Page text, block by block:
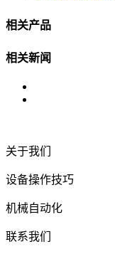
相关产品
相关新闻
关于我们
设备操作技巧
机械自动化
联系我们